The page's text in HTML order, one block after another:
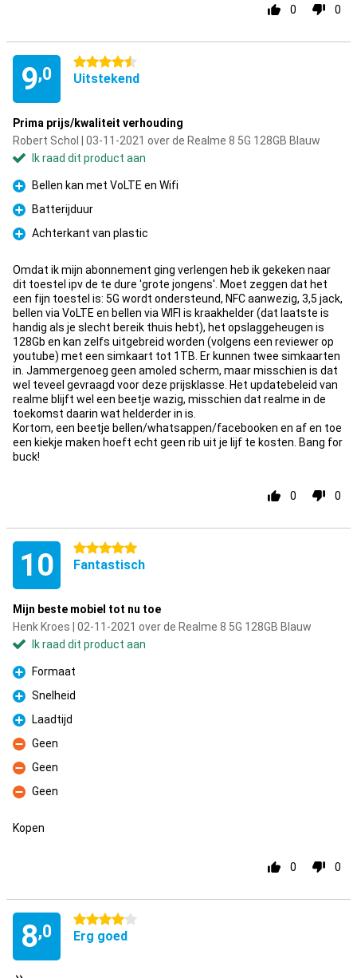
0 0
9,0
4.5 sterren
Uitstekend
Prima prijs/kwaliteit verhouding
Robert Schol | 03-11-2021 over de Realme 8 5G 128GB Blauw
Ik raad dit product aan
Pluspunt
Bellen kan met VoLTE en Wifi
Pluspunt
Batterijduur
Pluspunt
Achterkant van plastic
Omdat ik mijn abonnement ging verlengen heb ik gekeken naar
dit toestel ipv de te dure 'grote jongens'. Moet zeggen dat het
een fijn toestel is: 5G wordt ondersteund, NFC aanwezig, 3,5 jack,
bellen via VoLTE en bellen via WIFI is kraakhelder (dat laatste is
handig als je slecht bereik thuis hebt), het opslaggeheugen is
128Gb en kan zelfs uitgebreid worden (volgens een reviewer op
youtube) met een simkaart tot 1TB. Er kunnen twee simkaarten
in. Jammergenoeg geen amoled scherm, maar misschien is dat
wel teveel gevraagd voor deze prijsklasse. Het updatebeleid van
realme blijft wel een beetje wazig, misschien dat realme in de
toekomst daarin wat helderder in is.
Kortom, een beetje bellen/whatsappen/facebooken en af en toe
een kiekje maken hoeft echt geen rib uit je lijf te kosten. Bang for
buck!
0 0
10 5 sterren
Fantastisch
Mijn beste mobiel tot nu toe
Henk Kroes | 02-11-2021 over de Realme 8 5G 128GB Blauw
Ik raad dit product aan
Pluspunt
Formaat
Pluspunt
Snelheid
Pluspunt
Laadtijd
Minpunt
Geen
Minpunt
Geen
Minpunt
Geen
Kopen
0 0
8,0
4 sterren
Erg goed